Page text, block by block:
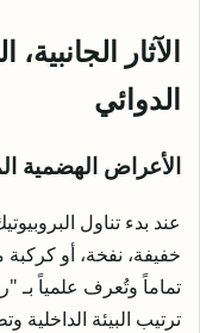
الآثار
الدوائي
الأعراض الهضمية
عند بدء تناول
خفيفة، نفخة، أو كركبة
تماماً وتُعرف علمياً بـ
ترتيب البيئة الداخلية